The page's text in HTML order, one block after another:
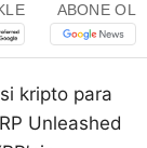
ABONE OL
kripto para
Unleashed